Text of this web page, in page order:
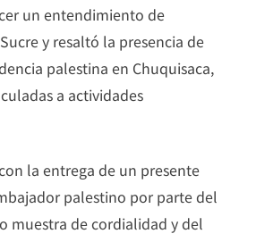
un entendimiento de
y resaltó la presencia de
palestina en Chuquisaca,
a actividades
la entrega de un presente
palestino por parte del
muestra de cordialidad y del